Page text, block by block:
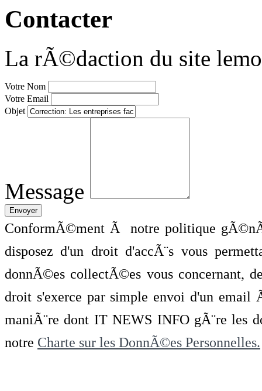
Contacter
La rÃ©daction du site
Votre Nom
Votre Email
Objet
Message
ConformÃ©ment Ã notre politique
disposez d'un droit d'accÃ¨s vous
donnÃ©es collectÃ©es vous concernant,
droit s'exerce par simple envoi d'un
maniÃ¨re dont IT NEWS INFO gÃ¨re les
notre Charte sur les DonnÃ©es Personnelles.